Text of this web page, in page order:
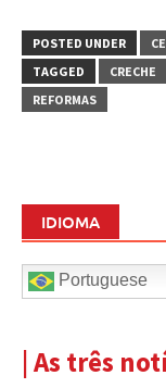
POSTED UNDER
TAGGED
CRECHE
REFORMAS
IDIOMA
Portuguese
| As três